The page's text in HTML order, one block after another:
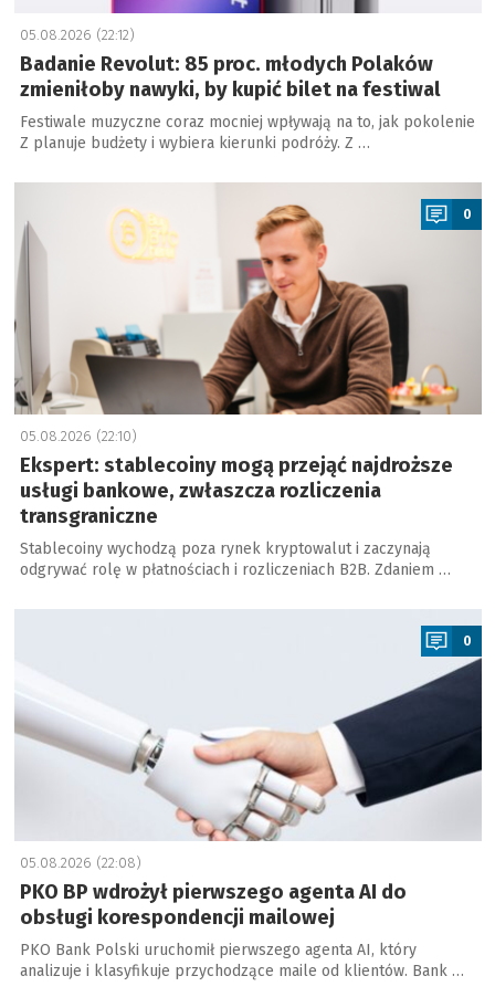
05.08.2026 (22:12)
Badanie Revolut: 85 proc. młodych Polaków
zmieniłoby nawyki, by kupić bilet na festiwal
Festiwale muzyczne coraz mocniej wpływają na to, jak pokolenie
Z planuje budżety i wybiera kierunki podróży. Z …
a
0
05.08.2026 (22:10)
Ekspert: stablecoiny mogą przejąć najdroższe
usługi bankowe, zwłaszcza rozliczenia
transgraniczne
Stablecoiny wychodzą poza rynek kryptowalut i zaczynają
odgrywać rolę w płatnościach i rozliczeniach B2B. Zdaniem …
a
0
05.08.2026 (22:08)
PKO BP wdrożył pierwszego agenta AI do
obsługi korespondencji mailowej
PKO Bank Polski uruchomił pierwszego agenta AI, który
analizuje i klasyfikuje przychodzące maile od klientów. Bank …